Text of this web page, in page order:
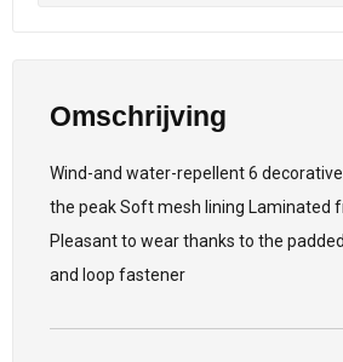
Omschrijving
Wind-and water-repellent 6
the peak Soft mesh lining Laminated
Pleasant to wear thanks to the
and loop fastener